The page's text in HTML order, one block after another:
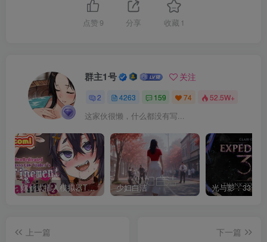
点赞 9 分享 收藏 1
群主1号 关注
2 4263 159 74 52.5W+
这家伙很懒，什么都没有写...
螺丝式插入模拟器TMA02 少妇白洁
上一篇
下一篇